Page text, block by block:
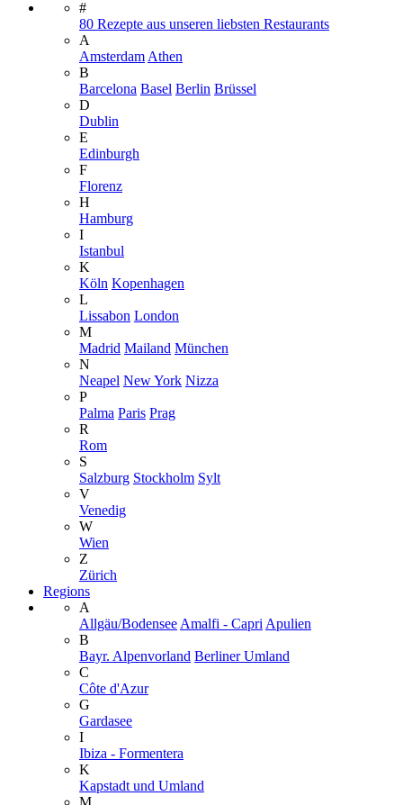
#
80 Rezepte aus unseren liebsten Restaurants
A
Amsterdam Athen
B
Barcelona Basel Berlin Brüssel
D
Dublin
E
Edinburgh
F
Florenz
H
Hamburg
I
Istanbul
K
Köln Kopenhagen
L
Lissabon London
M
Madrid Mailand München
N
Neapel New York Nizza
P
Palma Paris Prag
R
Rom
S
Salzburg Stockholm Sylt
V
Venedig
W
Wien
Z
Zürich
Regions
A
Allgäu/Bodensee Amalfi - Capri Apulien
B
Bayr. Alpenvorland Berliner Umland
C
Côte d'Azur
G
Gardasee
I
Ibiza - Formentera
K
Kapstadt und Umland
M